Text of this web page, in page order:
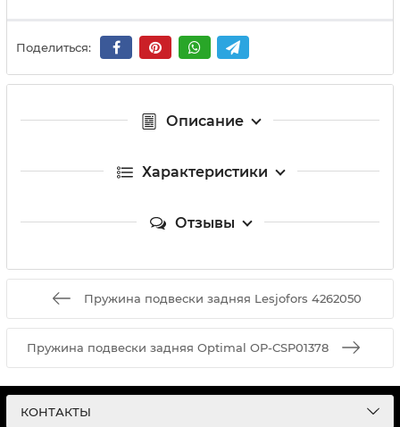
Поделиться:
Описание
Характеристики
Отзывы
Пружина подвески задняя Lesjofors 4262050
Пружина подвески задняя Optimal OP-CSP01378
КОНТАКТЫ